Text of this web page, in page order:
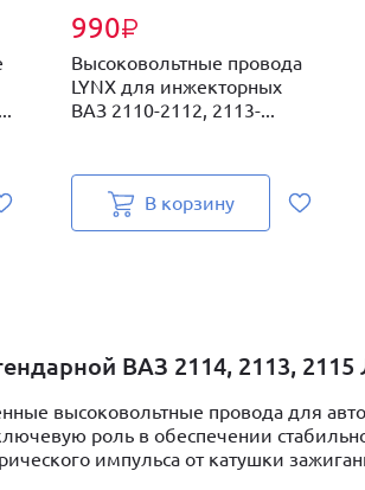
990₽
Высоковольтные провода
LYNX для инжекторных
ВАЗ 2110-2112, 2113-...
В корзину
ВАЗ 2114, 2113,
высоковольтные провода для
роль в обеспечении
импульса от катушки